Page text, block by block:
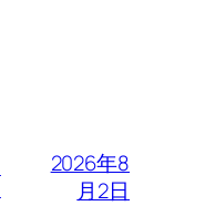
2026年8
月2日